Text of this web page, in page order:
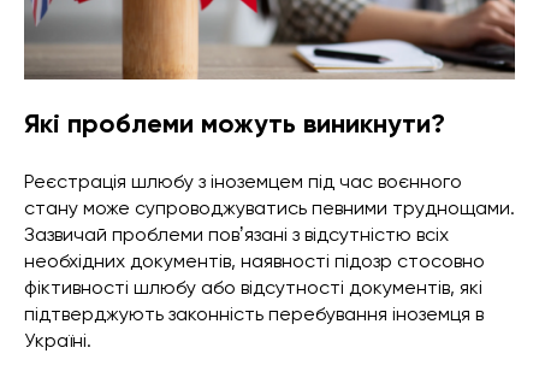
Які проблеми можуть виникнути?
Реєстрація шлюбу з іноземцем під час воєнного
стану може супроводжуватись певними труднощами.
Зазвичай проблеми повʼязані з відсутністю всіх
необхідних документів, наявності підозр стосовно
фіктивності шлюбу або відсутності документів, які
підтверджують законність перебування іноземця в
Україні.